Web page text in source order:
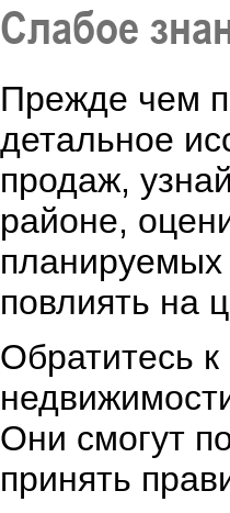
Слабое
Прежде чем
детальное
продаж,
районе,
планируемых
повлиять на
Обратитесь
Они смогут
принять